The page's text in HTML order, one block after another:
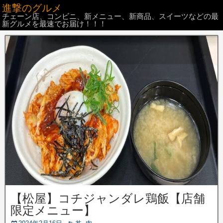
進撃のグルメ
チェーン店、コンビニ、新メニュー、新商品、スイーツなどの最
新グルメを最速でお届け！！！
【松屋】コチジャンダレ鶏飯【店舗
限定メニュー】